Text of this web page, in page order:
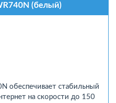
(белый)
обеспечивает стабильный
на скорости до 150